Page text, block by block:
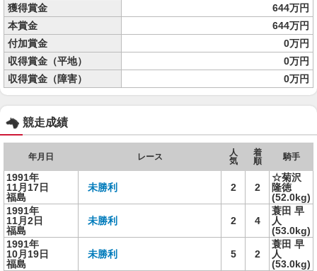
獲得賞金
644万円
本賞金
644万円
付加賞金
0万円
収得賞金（平地）
0万円
収得賞金（障害）
0万円
競走成績
年月日 レース
人
気
着
順
騎手
1991年
11月17日
福島
未勝利 2 2
☆菊沢
隆徳
(52.0kg)
1991年
11月2日
福島
未勝利 2 4
蓑田 早
人
(53.0kg)
1991年
10月19日
福島
未勝利 5 2
蓑田 早
人
(53.0kg)